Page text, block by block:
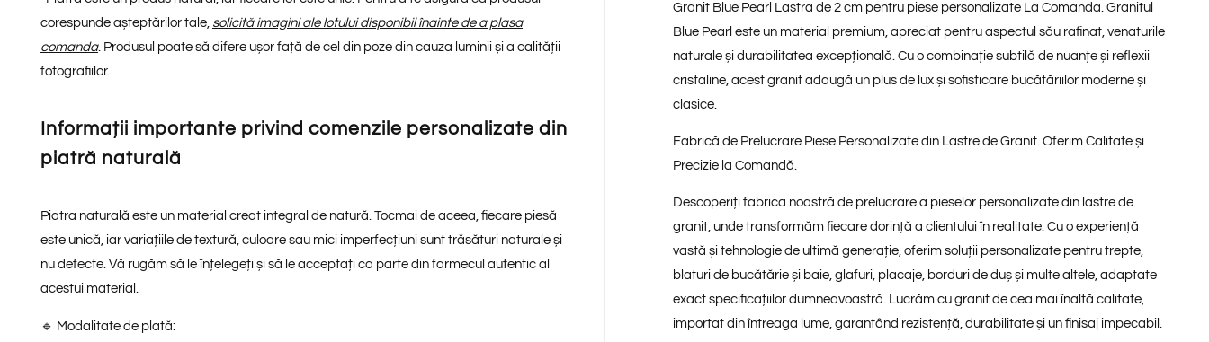
corespunde așteptărilor tale, solicită imagini ale lotului disponibil înainte de a plasa
comanda. Produsul poate să difere ușor față de cel din poze din cauza luminii și a calității
fotografiilor.
Informații importante privind comenzile personalizate din
piatră naturală
Piatra naturală este un material creat integral de natură. Tocmai de aceea, fiecare piesă
este unică, iar variațiile de textură, culoare sau mici imperfecțiuni sunt trăsături naturale și
nu defecte. Vă rugăm să le înțelegeți și să le acceptați ca parte din farmecul autentic al
acestui material.
🔹 Modalitate de plată:
Granit Blue Pearl Lastra de 2 cm pentru piese personalizate La Comanda. Granitul
Blue Pearl este un material premium, apreciat pentru aspectul său rafinat , venaturile
naturale și durabilitatea excepțională . Cu o combinație subtilă de nuanțe și reflexii
cristaline, acest granit adaugă un plus de lux și sofisticare bucătăriilor moderne și
clasice.
Fabrică de Prelucrare Piese Personalizate din Lastre de Granit. Oferim Calitate și
Precizie la Comandă.
Descoperiți fabrica noastră de prelucrare a pieselor personalizate din lastre de
granit, unde transformăm fiecare dorință a clientului în realitate. Cu o experiență
vastă și tehnologie de ultimă generație, oferim soluții personalizate pentru trepte,
blaturi de bucătărie și baie, glafuri, placaje, borduri de duș și multe altele, adaptate
exact specificațiilor dumneavoastră. Lucrăm cu granit de cea mai înaltă calitate,
importat din întreaga lume, garantând rezistență, durabilitate și un finisaj impecabil.